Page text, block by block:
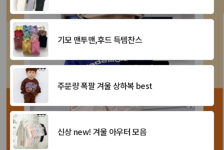
기모 맨투맨,후드 득템찬스
주문량 폭팔 겨울 상하복 best
신상 new! 겨울 아우터 모음